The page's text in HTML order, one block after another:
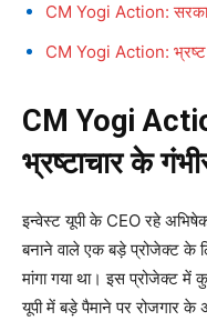
CM Yogi Action: सरकार
CM Yogi Action: भ्रष्ट
CM Yogi
भ्रष्टाचार के
इन्वेस्ट यूपी के CEO रहे
बनाने वाले एक बड़े प्रोजेक्ट के
मांगा गया था। इस प्रोजेक्ट
यूपी में बड़े पैमाने पर रोजगार